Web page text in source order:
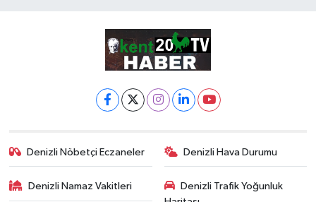
Denizli Nöbetçi Eczaneler Denizli Hava Durumu
Denizli Namaz Vakitleri
Denizli Trafik Yoğunluk